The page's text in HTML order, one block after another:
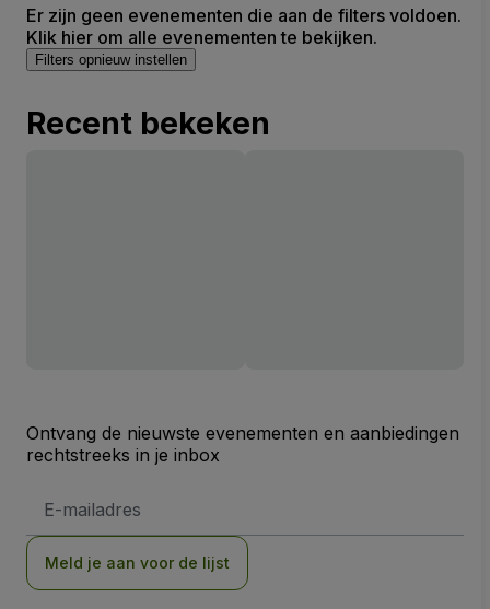
Er zijn geen evenementen die aan de filters voldoen.
Klik hier om alle evenementen te bekijken.
Filters opnieuw instellen
Recent bekeken
Ontvang de nieuwste evenementen en aanbiedingen
rechtstreeks in je inbox
mailadres
Meld je aan voor de lijst